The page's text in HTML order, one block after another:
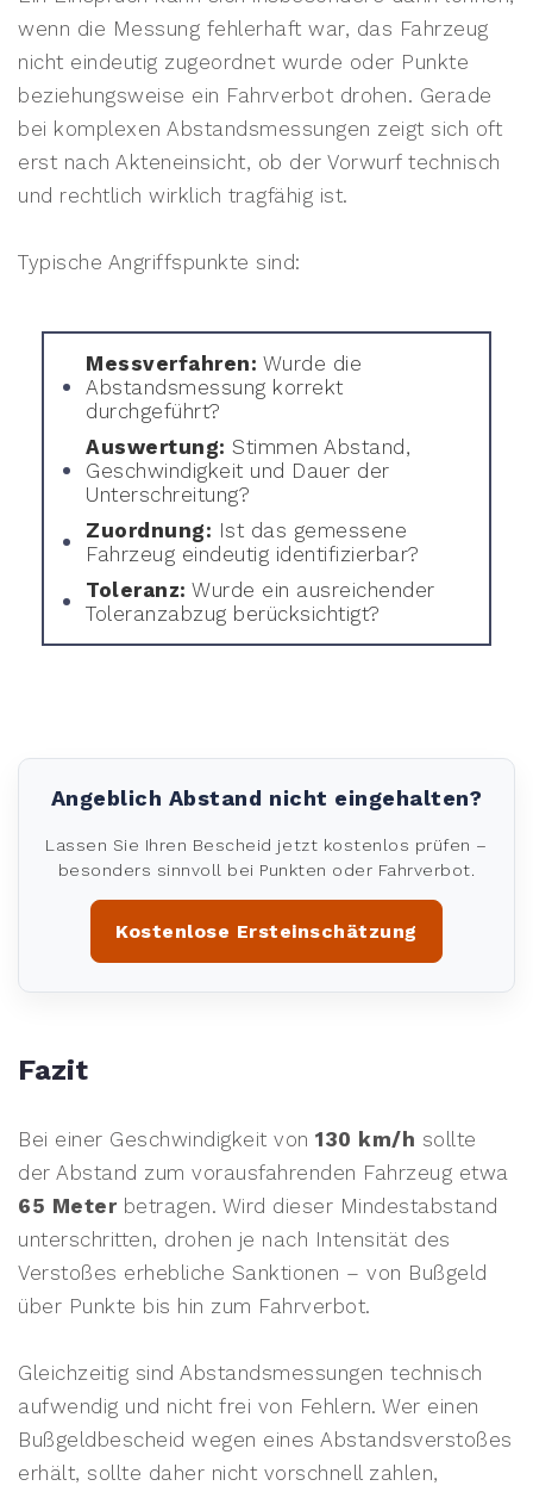
wenn die Messung fehlerhaft war, das Fahrzeug
nicht eindeutig zugeordnet wurde oder Punkte
beziehungsweise ein Fahrverbot drohen. Gerade
bei komplexen Abstandsmessungen zeigt sich oft
erst nach Akteneinsicht, ob der Vorwurf technisch
und rechtlich wirklich tragfähig ist.
Typische Angriffspunkte sind:
Messverfahren: Wurde die
Abstandsmessung korrekt
durchgeführt?
Auswertung: Stimmen Abstand,
Geschwindigkeit und Dauer der
Unterschreitung?
Zuordnung: Ist das gemessene
Fahrzeug eindeutig identifizierbar?
Toleranz: Wurde ein ausreichender
Toleranzabzug berücksichtigt?
Angeblich Abstand nicht eingehalten?
Lassen Sie Ihren Bescheid jetzt kostenlos prüfen –
besonders sinnvoll bei Punkten oder Fahrverbot.
Kostenlose Ersteinschätzung
Fazit
Bei einer Geschwindigkeit von130 km/h sollte
der Abstand zum vorausfahrenden Fahrzeug etwa
65 Meter betragen. Wird dieser Mindestabstand
unterschritten, drohen je nach Intensität des
Verstoßes erhebliche Sanktionen – von Bußgeld
über Punkte bis hin zum Fahrverbot.
Gleichzeitig sind Abstandsmessungen technisch
aufwendig und nicht frei von Fehlern. Wer einen
Bußgeldbescheid wegen eines Abstandsverstoßes
erhält, sollte daher nicht vorschnell zahlen,